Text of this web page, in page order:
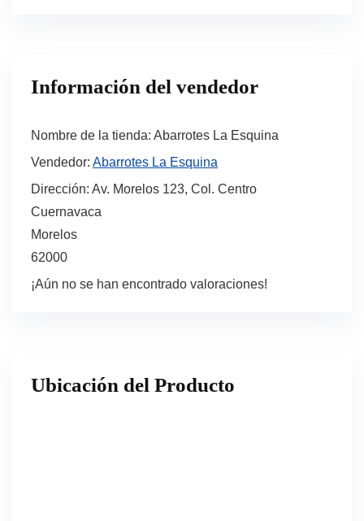
Información del vendedor
Nombre de la tienda: Abarrotes La Esquina
Vendedor: Abarrotes La Esquina
Dirección: Av. Morelos 123, Col. Centro
Cuernavaca
Morelos
62000
¡Aún no se han encontrado valoraciones!
Ubicación del Producto